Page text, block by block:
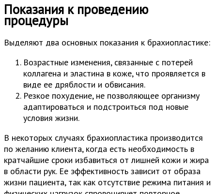
Показания к проведению
процедуры
Выделяют два основных показания к брахиопластике:
Возрастные изменения, связанные с потерей
коллагена и эластина в коже, что проявляется в
виде ее дряблости и обвисания.
Резкое похудение, не позволяющее организму
адаптироваться и подстроиться под новые
условия жизни.
В некоторых случаях брахиопластика производится
по желанию клиента, когда есть необходимость в
кратчайшие сроки избавиться от лишней кожи и жира
в области рук. Ее эффективность зависит от образа
жизни пациента, так как отсутствие режима питания и